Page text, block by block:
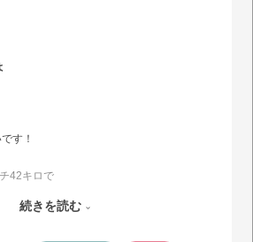
す！
42キロで
！！クッションは薄めのスポンジという感
続きを読む